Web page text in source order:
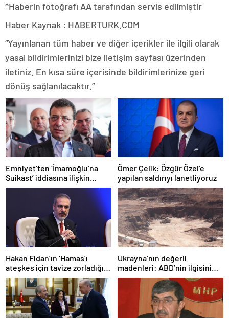
*Haberin fotoğrafı AA tarafından servis edilmiştir
Haber Kaynak : HABERTURK.COM
“Yayınlanan tüm haber ve diğer içerikler ile ilgili olarak
yasal bildirimlerinizi bize iletişim sayfası üzerinden
iletiniz. En kısa süre içerisinde bildirimlerinize geri
dönüş sağlanılacaktır.”
Emniyet’ten ‘İmamoğlu’na
Suikast’ iddiasına ilişkin
açıklama
Ömer Çelik: Özgür Özel’e
yapılan saldırıyı lanetliyoruz
Hakan Fidan’ın ‘Hamas’ı
ateşkes için tavize zorladığı’
iddiasına yalanlama
Ukrayna’nın değerli
madenleri: ABD’nin ilgisini
çeken kritik kaynaklar